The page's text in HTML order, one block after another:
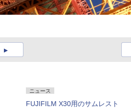
ニュース
FUJIFILM X30用のサムレスト